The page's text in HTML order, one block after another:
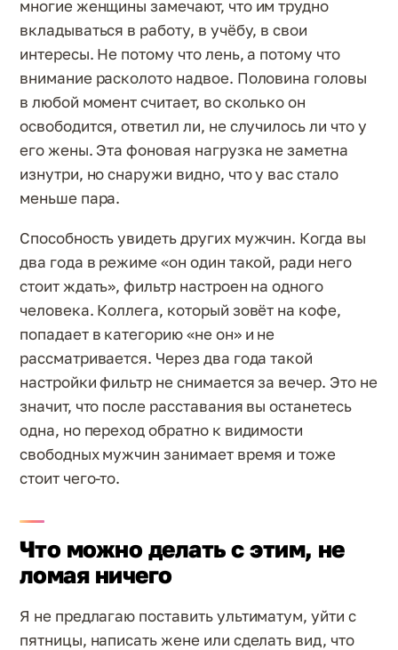
многие женщины замечают, что им трудно
вкладываться в работу, в учёбу, в свои
интересы. Не потому что лень, а потому что
внимание расколото надвое. Половина головы
в любой момент считает, во сколько он
освободится, ответил ли, не случилось ли что у
его жены. Эта фоновая нагрузка не заметна
изнутри, но снаружи видно, что у вас стало
меньше пара.
Способность увидеть других мужчин. Когда вы
два года в режиме «он один такой, ради него
стоит ждать», фильтр настроен на одного
человека. Коллега, который зовёт на кофе,
попадает в категорию «не он» и не
рассматривается. Через два года такой
настройки фильтр не снимается за вечер. Это не
значит, что после расставания вы останетесь
одна, но переход обратно к видимости
свободных мужчин занимает время и тоже
стоит чего-то.
Что можно делать с этим, не
ломая ничего
Я не предлагаю поставить ультиматум, уйти с
пятницы, написать жене или сделать вид, что